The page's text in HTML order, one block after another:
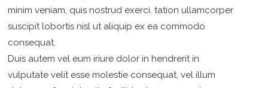
minim veniam, quis nostrud exerci. tation ullamcorper
suscipit lobortis nisl ut aliquip ex ea commodo
consequat.
Duis autem vel eum iriure dolor in hendrerit in
vulputate velit esse molestie consequat, vel illum